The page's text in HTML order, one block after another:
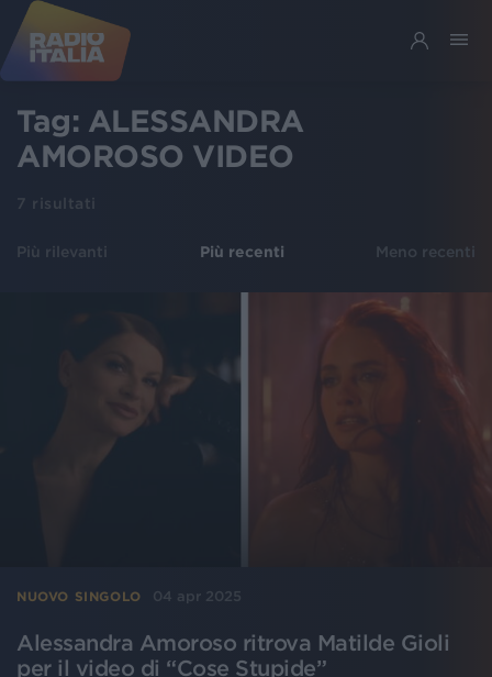
Tag: ALESSANDRA
AMOROSO VIDEO
7 risultati
Più rilevanti Più recenti Meno recenti
NUOVO SINGOLO 04 apr 2025
Alessandra Amoroso ritrova Matilde Gioli
per il video di “Cose Stupide”